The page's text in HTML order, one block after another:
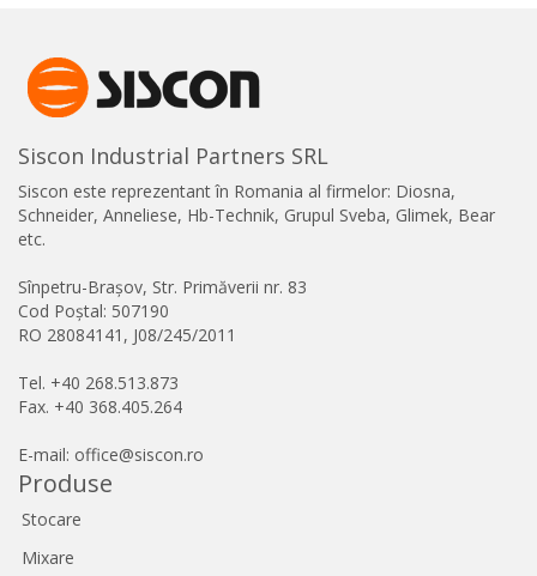
Siscon Industrial Partners SRL
Siscon este reprezentant în Romania al firmelor: Diosna,
Schneider, Anneliese, Hb-Technik, Grupul Sveba, Glimek, Bear
etc.
Sînpetru-Brașov, Str. Primăverii nr. 83
Cod Poștal: 507190
RO 28084141, J08/245/2011
Tel. +40 268.513.873
Fax. +40 368.405.264
E-mail: office@siscon.ro
Produse
Stocare
Mixare